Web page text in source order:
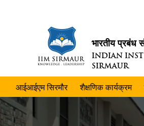
भारतीय प्रबंध
INDIAN
SIRMAUR
आईआईएम सिरमौर शैक्षणिक कार्यक्रम